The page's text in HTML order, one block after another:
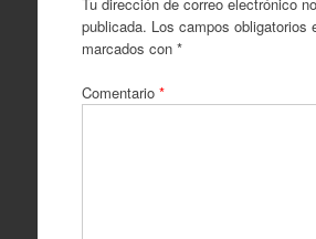
publicada. Los campos obligatorios
marcados con *
Comentario *